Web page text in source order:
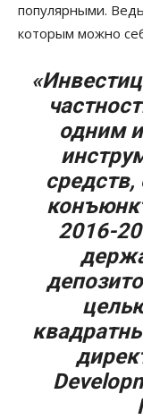
популярными.
которым можно
одним
2016-